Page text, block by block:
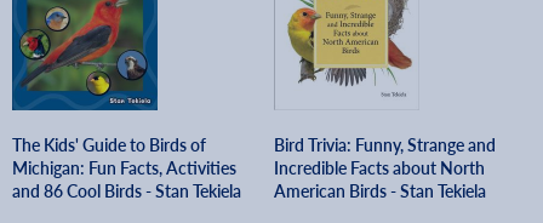
The Kids' Guide to Birds of
Michigan: Fun Facts, Activities
and 86 Cool Birds - Stan Tekiela
Bird Trivia: Funny, Strange and
Incredible Facts about North
American Birds - Stan Tekiela